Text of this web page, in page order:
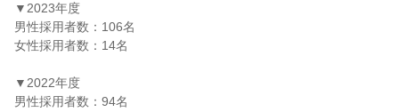
▼2023年度
男性採用者数：106名
女性採用者数：14名
▼2022年度
男性採用者数：94名